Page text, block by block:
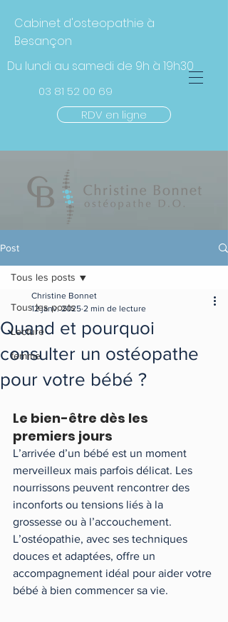
Cabinet d'osteopathie à
Besançon
Du lundi au samedi de 9h à 19h30
03 81 52 00 69
RDV en ligne
Post
Tous les posts
Lecture
femme
Tous les posts
Quand et pourquoi
consulter un ostéopathe
pour votre bébé ?
Christine Bonnet
12 janv. 2025 2 min de lecture
Le bien-être dès les
premiers jours
L’arrivée d’un bébé est un moment
merveilleux mais parfois délicat. Les
nourrissons peuvent rencontrer des
inconforts ou tensions liés à la
grossesse ou à l’accouchement.
L’ostéopathie, avec ses techniques
douces et adaptées, offre un
accompagnement idéal pour aider votre
bébé à bien commencer sa vie.